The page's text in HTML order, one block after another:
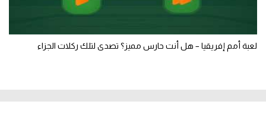
لعبة أمم إفريقيا – هل أنت حارس مميز؟ تصدى لتلك ركلات الجزاء